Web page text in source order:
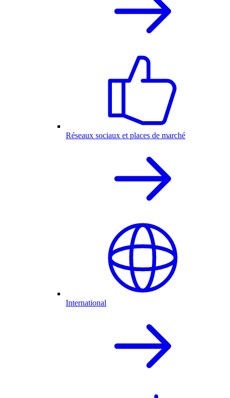
Réseaux sociaux et places de marché
International